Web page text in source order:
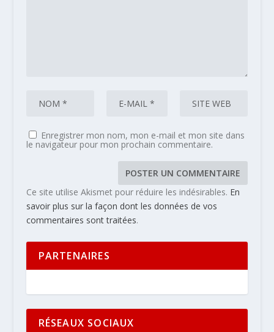
Enregistrer mon nom, mon e-mail et mon site dans
le navigateur pour mon prochain commentaire.
Ce site utilise Akismet pour réduire les indésirables. En
savoir plus sur la façon dont les données de vos
commentaires sont traitées.
PARTENAIRES
RÉSEAUX SOCIAUX